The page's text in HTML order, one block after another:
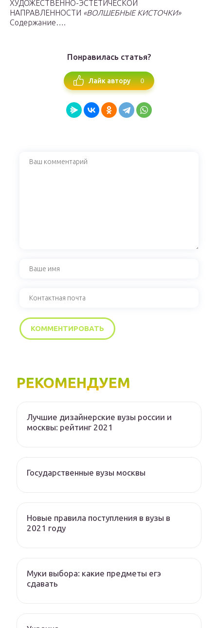
ХУДОЖЕСТВЕННО-ЭСТЕТИЧЕСКОЙ
НАПРАВЛЕННОСТИ «ВОЛШЕБНЫЕ КИСТОЧКИ»
Содержание….
Понравилась статья?
Лайк автору 0
РЕКОМЕНДУЕМ
Лучшие дизайнерские вузы россии и
москвы: рейтинг 2021
Государственные вузы москвы
Новые правила поступления в вузы в
2021 году
Муки выбора: какие предметы егэ
сдавать